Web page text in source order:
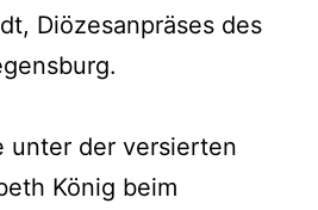
Diözesanpräses des
unter der versierten
König beim